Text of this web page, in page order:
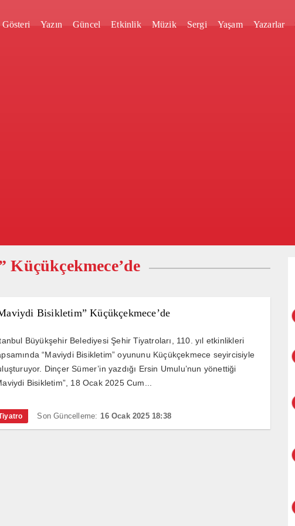
Gösteri Yazın Güncel Etkinlik Müzik Sergi Yaşam Yazarlar
Bisikletim” Küçükçekmece’de
Büyükşehir Belediyesi Şehir Tiyatroları, 110. yıl etkinlikleri
“Maviydi Bisikletim” oyununu Küçükçekmece seyircisiyle
Dinçer Sümer’in yazdığı Ersin Umulu’nun yönettiği
Bisikletim”, 18 Ocak 2025 Cum...
Son Güncelleme: 16 Ocak 2025 18:38